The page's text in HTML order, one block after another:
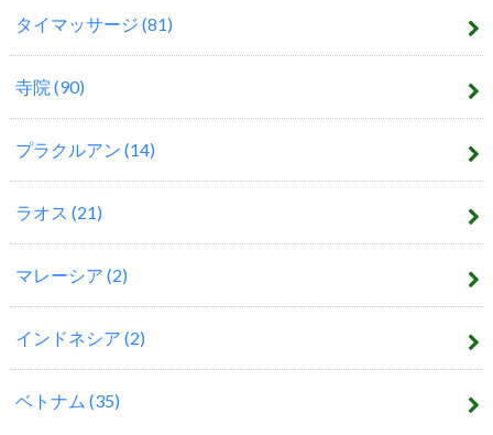
タイマッサージ (81)
寺院 (90)
プラクルアン (14)
ラオス (21)
マレーシア (2)
インドネシア (2)
ベトナム (35)